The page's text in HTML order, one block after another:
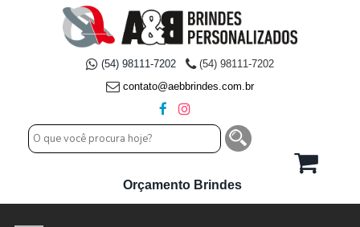
(54) 98111-7202
(54) 98111-7202
contato@aebbrindes.com.br
Orçamento Brindes